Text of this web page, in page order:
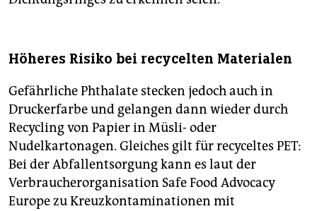
Höheres Risiko bei recycelten Materialen
Gefährliche Phthalate stecken jedoch auch in
Druckerfarbe und gelangen dann wieder durch
Recycling von Papier in Müsli- oder
Nudelkartonagen. Gleiches gilt für recyceltes PET:
Bei der Abfallentsorgung kann es laut der
Verbraucherorganisation Safe Food Advocacy
Europe zu Kreuzkontaminationen mit